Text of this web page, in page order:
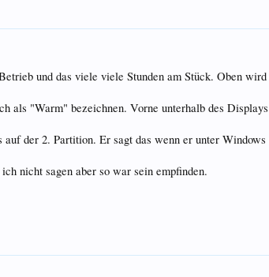
und das viele viele Stunden am Stück. Oben
als "Warm" bezeichnen. Vorne unterhalb des
der 2. Partition. Er sagt das wenn er unter
nicht sagen aber so war sein empfinden.